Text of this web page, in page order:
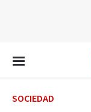
SOCIEDAD